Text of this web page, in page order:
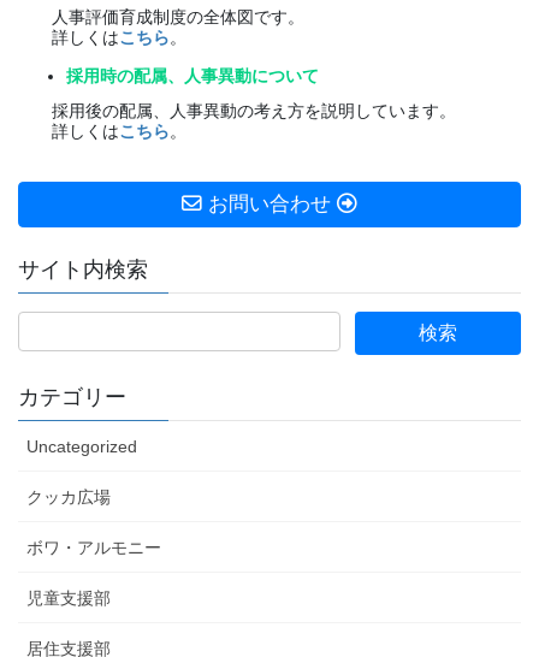
人事評価育成制度の全体図です。
詳しくはこちら。
採用時の配属、人事異動について
採用後の配属、人事異動の考え方を説明しています。
詳しくはこちら。
お問い合わせ
サイト内検索
カテゴリー
Uncategorized
クッカ広場
ボワ・アルモニー
児童支援部
居住支援部